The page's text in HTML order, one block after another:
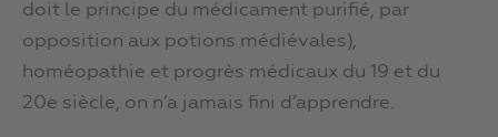
doit le principe du médicament purifié, par
opposition aux potions médiévales),
homéopathie et progrès médicaux du 19 et du
20e siècle, on n’a jamais fini d’apprendre.